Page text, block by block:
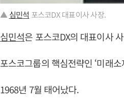
▲ 심민석 포스코DX 대표이사 사장.
심민석은 포스코DX의 대표이사
포스코그룹의 핵심전략인 ‘미래
1968년 7월 태어났다.